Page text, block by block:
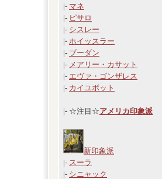
|- マネ
|- ピサロ
|- シスレー
|- ホイッスラー
|- ブーダン
|- メアリー・カサット
|- エヴァ・ゴンザレス
|- カイユボット
|- ☆注目☆アメリカ印象派
新印象派
|- スーラ
|- シニャック